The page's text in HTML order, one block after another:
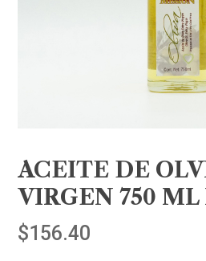
ACEITE DE
VIRGEN 750
$156.40